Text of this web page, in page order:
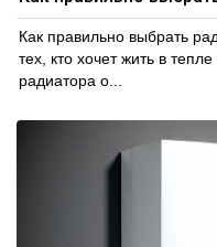
Как правильно выбрать
тех, кто хочет жить в
радиатора о...